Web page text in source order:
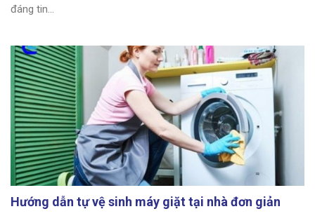
đáng tin...
Hướng dẫn tự vệ sinh máy giặt tại nhà đơn giản